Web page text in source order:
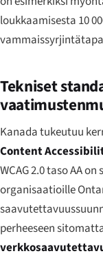
loukkaamisesta 10
Tekniset
Kanada tukeutuu
Content
WCAG 2.0 taso AA
organisaatioille
perheeseen